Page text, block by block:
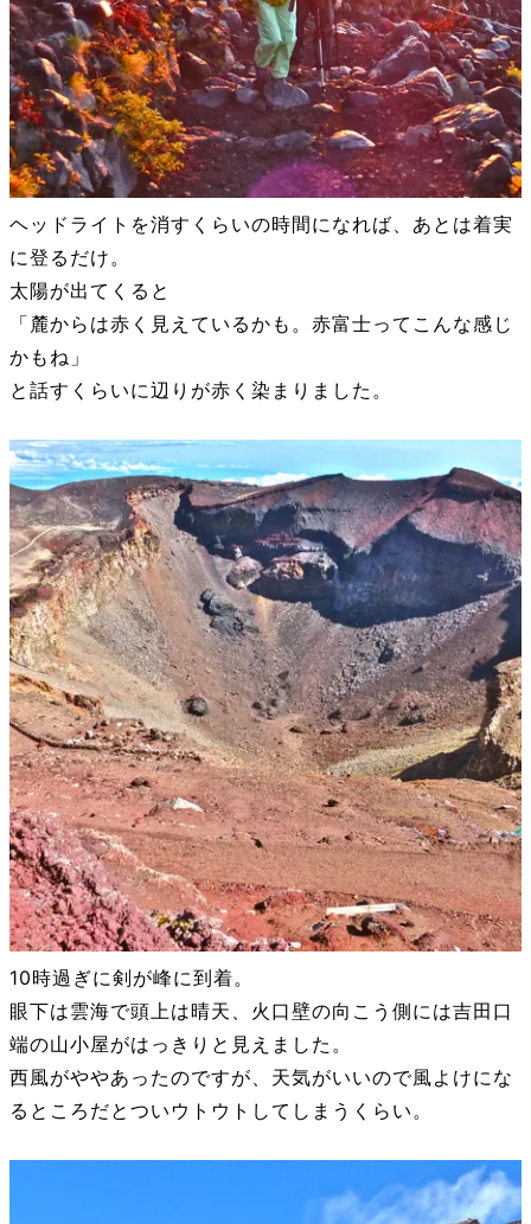
ヘッドライトを消すくらいの時間になれば、あとは着実
に登るだけ。
太陽が出てくると
「麓からは赤く見えているかも。赤富士ってこんな感じ
かもね」
と話すくらいに辺りが赤く染まりました。
10時過ぎに剣が峰に到着。
眼下は雲海で頭上は晴天、火口壁の向こう側には吉田口
端の山小屋がはっきりと見えました。
西風がややあったのですが、天気がいいので風よけにな
るところだとついウトウトしてしまうくらい。